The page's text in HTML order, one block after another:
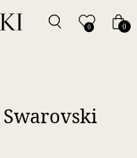
0 0
Swarovski